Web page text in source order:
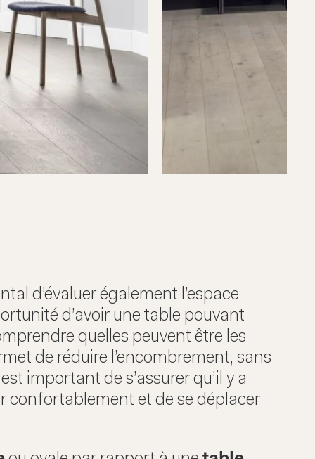
d’évaluer également l’espace
d’avoir une table pouvant
quelles peuvent être les
de réduire l’encombrement, sans
important de s’assurer qu’il y a
confortablement et de se déplacer